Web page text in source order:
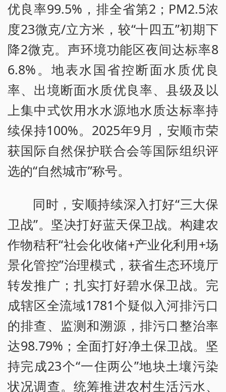
优良率99.5%，排全省第2；PM2.5浓
度23微克/立方米，较“十四五”初期下
降2微克。声环境功能区夜间达标率8
6.8%。地表水国省控断面水质优良
率、出境断面水质优良率、县级及以
上集中式饮用水水源地水质达标率持
续保持100%。2025年9月，安顺市荣
获国际自然保护联合会等国际组织评
选的“自然城市”称号。
同时，安顺持续深入打好“三大保
卫战”。坚决打好蓝天保卫战。构建农
作物秸秆“社会化收储+产业化利用+场
景化管控”治理模式，获省生态环境厅
转发推广；扎实打好碧水保卫战。完
成辖区全流域1781个疑似入河排污口
的排查、监测和溯源，排污口整治率
达98.79%；全面打好净土保卫战。坚
持完成23个“一住两公”地块土壤污染
状况调查。统筹推进农村生活污水、